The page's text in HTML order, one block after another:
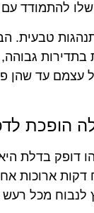
שלו להתמודד
טבעית.
בתדירות
עצמם עד שהן
הופכת
דופק בדלת
ארוכות
לנבוח מכל